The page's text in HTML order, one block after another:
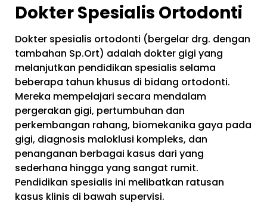
Dokter Spesialis Ortodonti
Dokter spesialis ortodonti (bergelar drg. dengan
tambahan Sp.Ort) adalah dokter gigi yang
melanjutkan pendidikan spesialis selama
beberapa tahun khusus di bidang ortodonti.
Mereka mempelajari secara mendalam
pergerakan gigi, pertumbuhan dan
perkembangan rahang, biomekanika gaya pada
gigi, diagnosis maloklusi kompleks, dan
penanganan berbagai kasus dari yang
sederhana hingga yang sangat rumit.
Pendidikan spesialis ini melibatkan ratusan
kasus klinis di bawah supervisi.